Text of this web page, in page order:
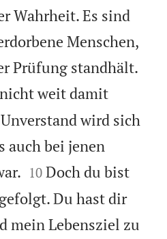
Wahrheit. Es sind
Menschen,
Prüfung standhält.
weit damit
wird sich
auch bei jenen


10 Doch du bist
Du hast dir
mein Lebensziel zu